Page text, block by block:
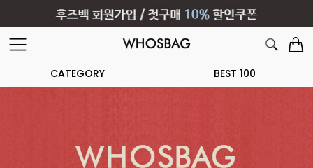
CATEGORY BEST 100